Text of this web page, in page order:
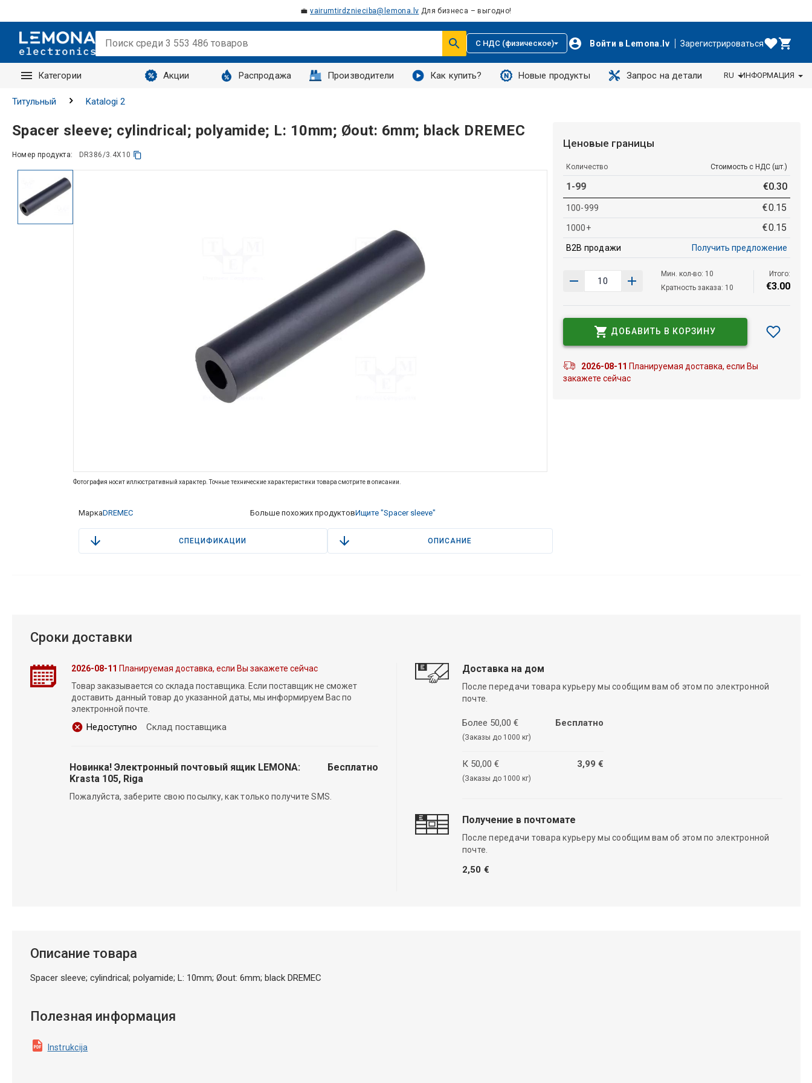
💼vairumtirdznieciba@lemona.lv Для бизнеса – выгодно!
С НДС (физическое) Войти в Lemona.lv Зарегистрироваться
Категории Акции Распродажа Производители Как купить? Новые продукты Запрос на детали
Запросы
RU ИНФОРМАЦИЯ
Титульный Katalogi 2
Spacer sleeve; cylindrical; polyamide; L: 10mm; Øout: 6mm; black DREMEC
Номер продукта: DR386/3.4X10
Фотография носит иллюстративный характер. Точные технические характеристики товара смотрите в описании.
МаркаDREMEC Больше похожих продуктовИщите "Spacer sleeve"
СПЕЦИФИКАЦИИ ОПИСАНИЕ
Ценовые границы
Количество Стоимость с НДС (шт.)
1-99 €0.30
100-999 €0.15
1000+ €0.15
B2B продажи Получить предложение
Мин. кол-во: 10
Кратность заказа: 10
Итого:
€3.00
ДОБАВИТЬ В КОРЗИНУ
2026-08-11 Планируемая доставка, если Вы
закажете сейчас
Сроки доставки
2026-08-11 Планируемая доставка, если Вы закажете сейчас
Товар заказывается со склада поставщика. Если поставщик не сможет
доставить данный товар до указанной даты, мы информируем Вас по
электронной почте.
Недоступно Склад поставщика
Новинка! Электронный почтовый ящик LEMONA:
Krasta 105, Riga
Бесплатно
Пожалуйста, заберите свою посылку, как только получите SMS.
Доставка на дом
После передачи товара курьеру мы сообщим вам об этом по электронной
почте.
Более 50,00 €
(Заказы до 1000 кг)
Бесплатно
К 50,00 €
(Заказы до 1000 кг)
3,99 €
Получение в почтомате
После передачи товара курьеру мы сообщим вам об этом по электронной
почте.
2,50 €
Описание товара
Spacer sleeve; cylindrical; polyamide; L: 10mm; Øout: 6mm; black DREMEC
Полезная информация
Instrukcija